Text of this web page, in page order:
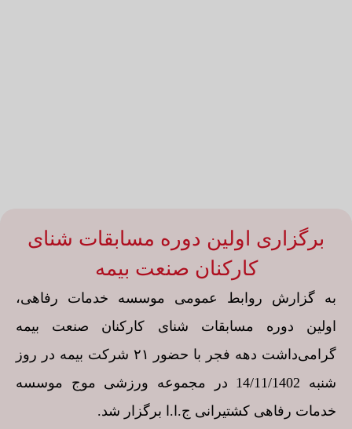
برگزاری اولین دوره مسابقات شنای
کارکنان صنعت بیمه
به گزارش روابط عمومی موسسه خدمات رفاهی،
اولین دوره مسابقات شنای کارکنان صنعت بیمه
گرامی‌داشت دهه فجر با حضور ۲۱ شرکت بیمه در روز
شنبه 14/11/1402 در مجموعه ورزشی موج موسسه
خدمات رفاهی کشتیرانی ج.ا.ا برگزار شد.